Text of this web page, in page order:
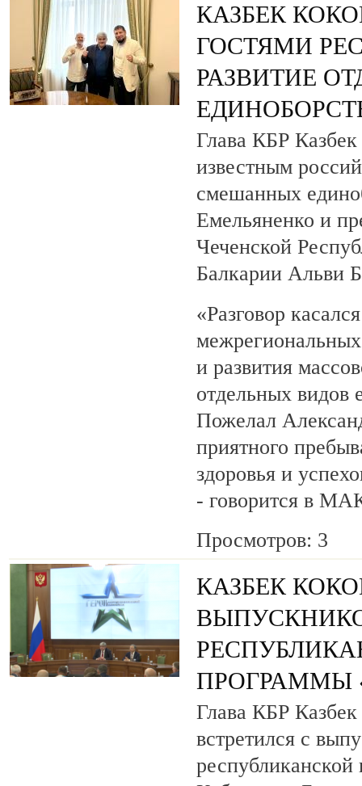
КАЗБЕК
ГОСТЯМИ
РАЗВИТИЕ
Глава КБР Казбек
известным
смешанных
Емельяненко и
Чеченской
Балкарии Альви
«Разговор
и развития
отдельных видов
Пожелал
приятного
здоровья и
- говорится в
Просмотров: 3
КАЗБЕК
ПРОГРАММЫ
Глава КБР Казбек
встретился с